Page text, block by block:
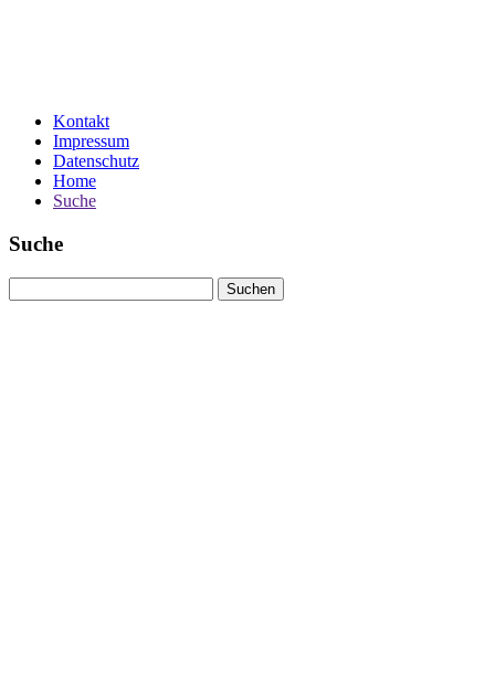
Kontakt
Impressum
Datenschutz
Home
Suche
Suche